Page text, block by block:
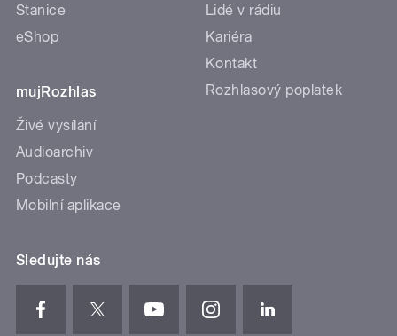
Stanice
eShop
mujRozhlas
Živé vysílání
Audioarchiv
Podcasty
Mobilní aplikace
Lidé v rádiu
Kariéra
Kontakt
Rozhlasový poplatek
Sledujte nás